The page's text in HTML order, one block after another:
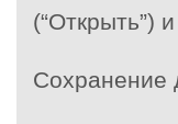
(“Открыть”)
Сохранение